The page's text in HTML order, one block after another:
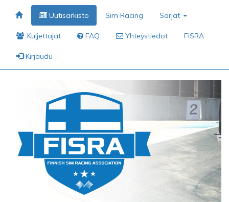
Uutisarkisto Sim Racing Sarjat
Kuljettajat FAQ Yhteystiedot FiSRA
Kirjaudu